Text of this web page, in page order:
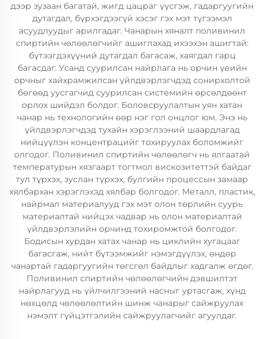
дээр зузаан багатай, жигд цацраг үүсгэж, гадаргуугийн
дутагдал, бүрхэгдээгүй хэсэг гэх мэт түгээмэл
асуудлуудыг арилгадаг. Чанарын хяналт поливинил
спиртийн чөлөөлөгчийг ашиглахад ихээхэн ашигтай:
бүтээгдэхүүний дутагдал багасаж, хаягдал гарц
багасдаг. Усанд суурилсан найрлага нь орчин үеийн
орчныг хайхрамжилсан үйлдвэрлэгчдэд сонирхолтой
бөгөөд уусгагчид суурилсан системийн өрсөлдөөнт
орлох шийдэл болдог. Боловсруулалтын уян хатан
чанар нь технологийн өөр нэг гол онцлог юм. Энэ нь
үйлдвэрлэгчдэд тухайн хэрэглээний шаардлагад
нийцүүлэн концентрацийг тохируулах боломжийг
олгодог. Поливинил спиртийн чөлөөлөгч нь ялгаатай
температурын хязгаарт тогтмол вискозитеттэй байдаг
тул түрхэх, зуслан түрхэх, булгийн процессын замаар
хялбархан хэрэглэхэд хялбар болгодог. Металл, пластик,
найрмал материалууд гэх мэт олон төрлийн суурь
материалтай нийцэх чадвар нь олон материалтай
үйлдвэрлэлийн орчинд тохиромжтой болгодог.
Бодисын хурдан хатах чанар нь циклийн хугацааг
багасгаж, нийт бүтээмжийг нэмэгдүүлэх, өндөр
чанартай гадаргуугийн төгсгөл байдлыг хадгалж өгдөг.
Поливинил спиртийн чөлөөлөгчийн дэвшилтэт
найрлагууд нь үйлчилгээний насныг уртасгаж, хүнд
нөхцөлд чөлөөлөлтийн шинж чанарыг сайжруулах
нэмэлт гүйцэтгэлийн сайжруулагчийг агуулдаг.